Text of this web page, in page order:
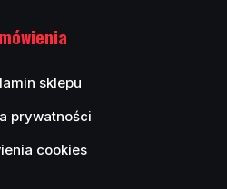
sklepu
prywatności
cookies